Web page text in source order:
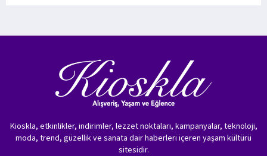
Kioskla, etkinlikler, indirimler, lezzet noktaları, kampanyalar, teknoloji,
moda, trend, güzellik ve sanata dair haberleri içeren yaşam kültürü
sitesidir.